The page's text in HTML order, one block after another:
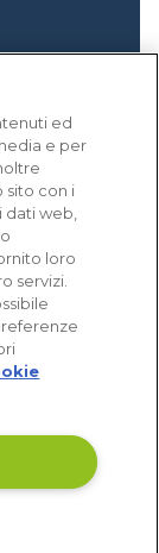
ed
e per
sito con i
web,
loro
servizi.